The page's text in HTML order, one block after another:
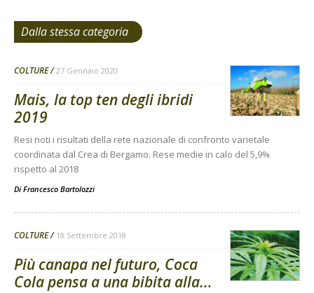
Dalla stessa categoria
COLTURE 27 Gennaio 2020
Mais, la top ten degli ibridi
2019
Resi noti i risultati della rete nazionale di confronto varietale
coordinata dal Crea di Bergamo. Rese medie in calo del 5,9%
rispetto al 2018
Di Francesco Bartolozzi
COLTURE 18 Settembre 2018
Più canapa nel futuro, Coca
Cola pensa a una bibita alla...